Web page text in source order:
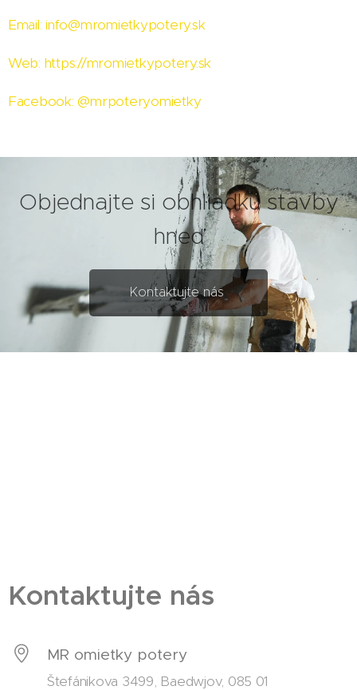
Email: info@mromietkypotery.sk
Web: https://mromietkypotery.sk
Facebook: @mrpoteryomietky
Objednajte si obhliadku stavby
hneď
Kontaktujte nás
Kontaktujte nás
MR omietky potery
Štefánikova 3499, Baedwjov, 085 01